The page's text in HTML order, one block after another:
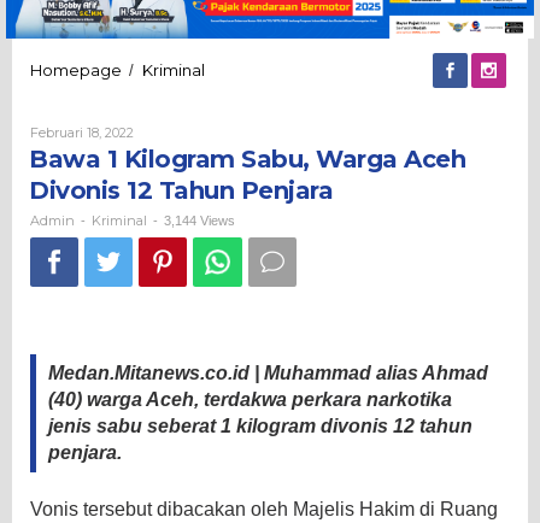
Homepage / Kriminal
Warga
Divonis
12
Tahun
Penjara
Februari 18, 2022
Admin
Bawa 1 Kilogram Sabu, Warga Aceh
Divonis 12 Tahun Penjara
Admin - Kriminal - 3,144 Views
Medan.Mitanews.co.id | Muhammad alias Ahmad
(40) warga Aceh, terdakwa perkara narkotika
jenis sabu seberat 1 kilogram divonis 12 tahun
penjara.
Vonis tersebut dibacakan oleh Majelis Hakim di Ruang